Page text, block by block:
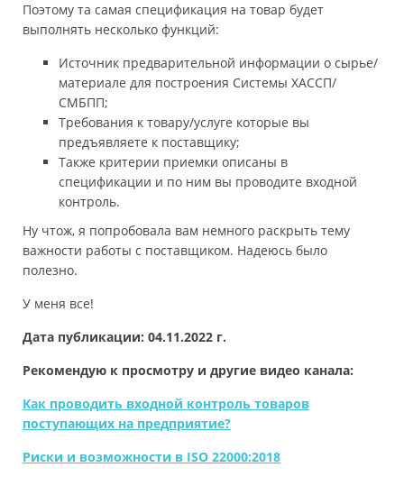
Поэтому та самая спецификация на товар будет
выполнять несколько функций:
Источник предварительной информации о сырье/
материале для построения Системы ХАССП/
СМБПП;
Требования к товару/услуге которые вы
предъявляете к поставщику;
Также критерии приемки описаны в
спецификации и по ним вы проводите входной
контроль.
Ну чтож, я попробовала вам немного раскрыть тему
важности работы с поставщиком. Надеюсь было
полезно.
У меня все!
Дата публикации: 04.11.2022 г.
Рекомендую к просмотру и другие видео канала:
Как проводить входной контроль товаров
поступающих на предприятие?
Риски и возможности в ISO 22000:2018